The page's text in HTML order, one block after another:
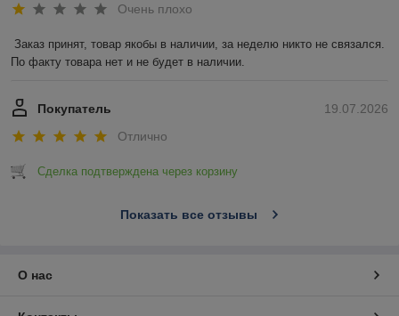
Очень плохо
Заказ принят, товар якобы в наличии, за неделю никто не связался.
По факту товара нет и не будет в наличии.
19.07.2026
Покупатель
Отлично
Сделка подтверждена через корзину
Показать все отзывы
О нас